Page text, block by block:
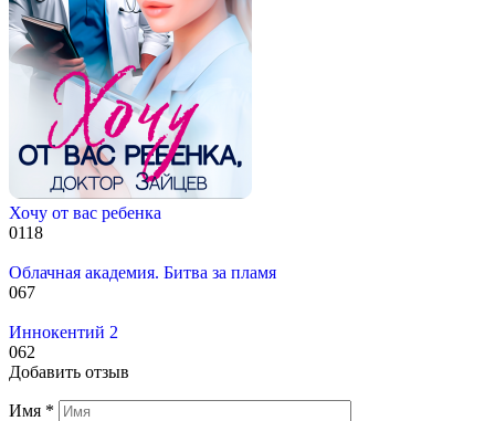
Хочу от вас ребенка
0118
Облачная академия. Битва за пламя
067
Иннокентий 2
062
Добавить отзыв
Имя *